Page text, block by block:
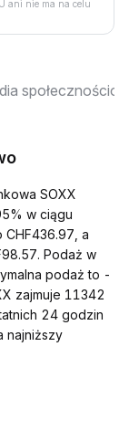
ani nie ma na celu
SOXX
w ciągu
CHF436.97, a
Podaż w
podaż to -
zajmuje 11342
24 godzin
najniższy